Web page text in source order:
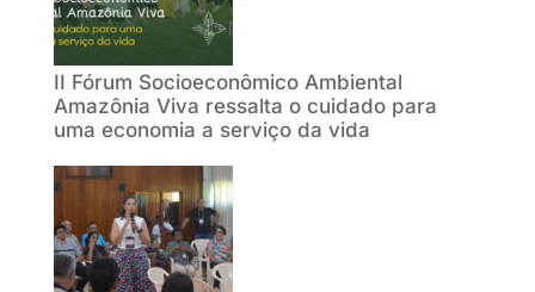
II Fórum Socioeconômico Ambiental
Amazônia Viva ressalta o cuidado para
uma economia a serviço da vida